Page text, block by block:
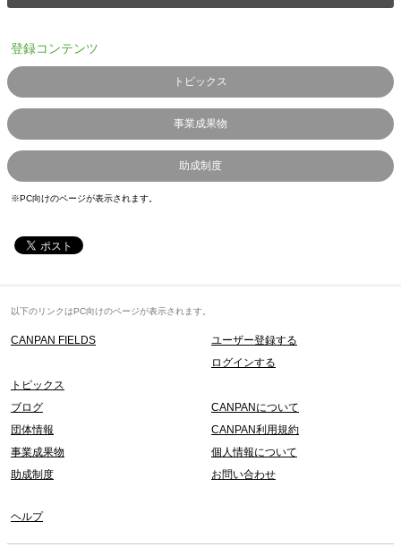
登録コンテンツ
トピックス
事業成果物
助成制度
※PC向けのページが表示されます。
以下のリンクはPC向けのページが表示されます。
CANPAN FIELDS
ユーザー登録する
ログインする
トピックス
ブログ
団体情報
事業成果物
助成制度
CANPANについて
CANPAN利用規約
個人情報について
お問い合わせ
ヘルプ